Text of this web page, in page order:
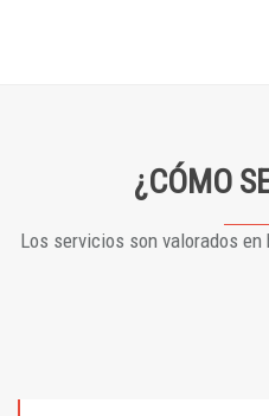
¿CÓMO
Los servicios son valorados